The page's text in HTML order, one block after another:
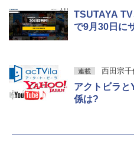
TSUTAYA
で9月30日に
連載 西田宗千
アクトビラと
係は?